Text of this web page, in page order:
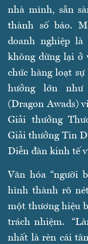
nhà mình, sẵn
thành số báo.
doanh nghiệp là
không dừng lại ở
chức hàng loạt
hưởng lớn như
(Dragon Awads)
Giải thưởng
Giải thưởng Tin
Diễn đàn kinh tế
Văn hóa “người
hình thành rõ
một thương hiệu
trách nhiệm.
nhất là rèn cái